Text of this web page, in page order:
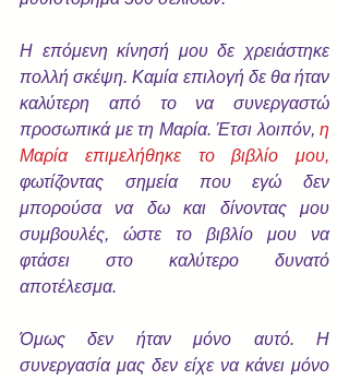
Η επόμενη κίνησή μου δε χρειάστηκε
πολλή σκέψη. Καμία επιλογή δε θα ήταν
καλύτερη από το να συνεργαστώ
προσωπικά με τη Μαρία. Έτσι λοιπόν, η
Μαρία επιμελήθηκε το βιβλίο μου,
φωτίζοντας σημεία που εγώ δεν
μπορούσα να δω και δίνοντας μου
συμβουλές, ώστε το βιβλίο μου να
φτάσει στο καλύτερο δυνατό
αποτέλεσμα.
Όμως δεν ήταν μόνο αυτό. Η
συνεργασία μας δεν είχε να κάνει μόνο